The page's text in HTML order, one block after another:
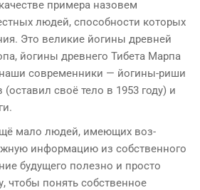
при­мера назовем
людей, способно­сти которых
Это великие йогины древней
йогины древнего Тибе­та Марпа
современники — йогины-риши
своё тело в 1953 году) и
мало людей, имеющих воз­
информацию из собственно­го
будущего полезно и просто
чтобы понять собственное